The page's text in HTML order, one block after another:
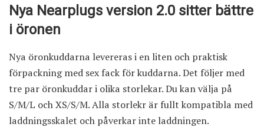
Nya Nearplugs version 2.0 sitter bättre
i öronen
Nya öronkuddarna levereras i en liten och praktisk
förpackning med sex fack för kuddarna. Det följer med
tre par öronkuddar i olika storlekar. Du kan välja på
S/M/L och XS/S/M. Alla storlekr är fullt kompatibla med
laddningsskalet och påverkar inte laddningen.